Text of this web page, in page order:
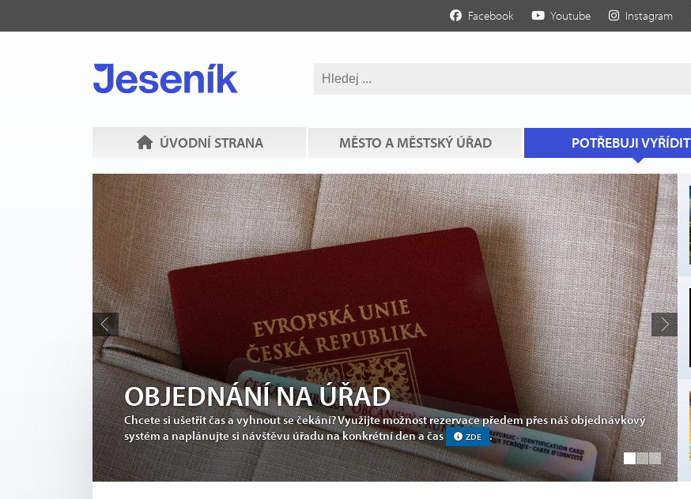
Facebook Youtube Instagram
ÚVODNÍ STRANA MĚSTO A MĚSTSKÝ ÚŘAD POTŘEBUJI VYŘÍDIT
OBJEDNÁNÍ NA ÚŘAD
Chcete si ušetřit čas a vyhnout se čekání? Využijte možnost rezervace předem přes náš objednávkový
systém a naplánujte si návštěvu úřadu na konkrétní den a čas
ZDE .
JAK JE TO V JESENÍKU S ODPADY?
DOTŘIĎME TO